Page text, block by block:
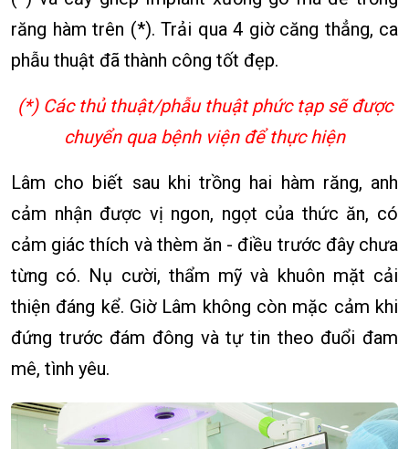
răng hàm trên (*). Trải qua 4 giờ căng thẳng, ca
phẫu thuật đã thành công tốt đẹp.
(*) Các thủ thuật/phẫu thuật phức tạp sẽ được
chuyển qua bệnh viện để thực hiện
Lâm cho biết sau khi trồng hai hàm răng, anh
cảm nhận được vị ngon, ngọt của thức ăn, có
cảm giác thích và thèm ăn - điều trước đây chưa
từng có. Nụ cười, thẩm mỹ và khuôn mặt cải
thiện đáng kể. Giờ Lâm không còn mặc cảm khi
đứng trước đám đông và tự tin theo đuổi đam
mê, tình yêu.